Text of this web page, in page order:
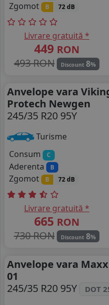
Zgomot B 72 dB
Livrare gratuită *
449 RON
493 RON
Discount 8%
Anvelope vara
Protech Newgen
245/35 R20 95Y
Turisme
Consum
C
Aderenta B
Zgomot B 72 dB
Livrare gratuită *
665 RON
730 RON
Discount 8%
Anvelope vara
01
245/35 R20 95Y
DOT